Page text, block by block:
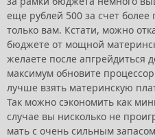
еще рублей 500 за счет более
только вам. Кстати, можно
бюджете от мощной
желаете после апгрейдиться
максимум обновите
лучше взять материнскую
Так можно сэкономить как
случае вы нисколько не
мать с очень сильным